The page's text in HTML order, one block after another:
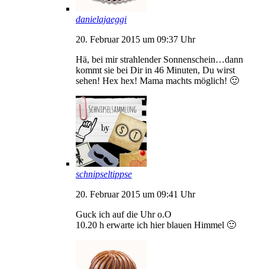
danielajaeggi
20. Februar 2015 um 09:37 Uhr
Hä, bei mir strahlender Sonnenschein…dann
kommt sie bei Dir in 46 Minuten, Du wirst
sehen! Hex hex! Mama machts möglich! 🙂
schnipseltippse
20. Februar 2015 um 09:41 Uhr
Guck ich auf die Uhr o.O
10.20 h erwarte ich hier blauen Himmel 🙂